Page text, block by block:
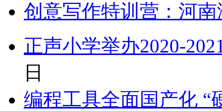
创意写作特训营：河
正声小学举办2020-
日
编程工具全面国产化 “